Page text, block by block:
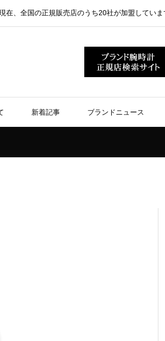
、全国の正規販売店のうち20社が加盟していま
新着記事 ブランドニュース